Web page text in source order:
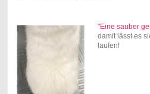
"Eine sauber
damit lässt es
laufen!